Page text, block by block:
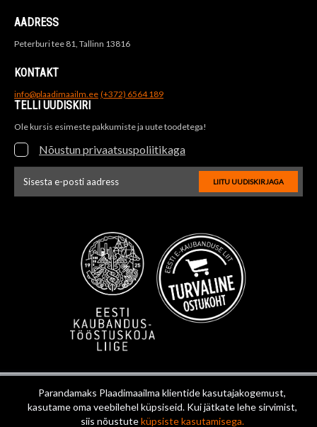
Parandamaks Plaadimaailma klientide kasutajakogemust,
kasutame oma veebilehel küpsiseid. Kui jätkate lehe sirvimist,
siis nõustuteküpsiste kasutamisega.
AADRESS
Peterburi tee 81, Tallinn 13816
KONTAKT
info@plaadimaailm.ee (+372) 6564 189
TELLI UUDISKIRI
Ole kursis esimeste pakkumiste ja uute toodetega!
Nõustun privaatsuspoliitikaga
LIITU UUDISKIRJAGA